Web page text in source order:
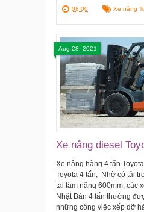
08:00 Xe nâng
Xe nâng diesel
Xe nâng hàng 4 tấn
Toyota 4 tấn, Nhờ có tải
tại tâm nâng 600mm, các
Nhật Bản 4 tấn thường
những công việc xếp dỡ
Aug 28, 2021